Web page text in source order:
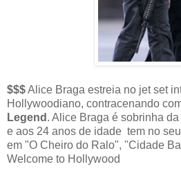
$$$Alice Braga estreia no jet set
Hollywoodiano, contracenando
Legend . Alice Braga é sobrinha
e aos 24 anos de idade tem no
em "O Cheiro do Ralo", "Cidade
Welcome to Hollywood